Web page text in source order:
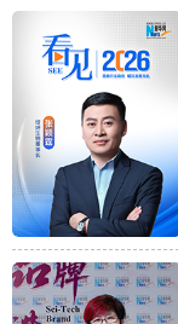
北京
辽宁
浙江
山东
广东
四川